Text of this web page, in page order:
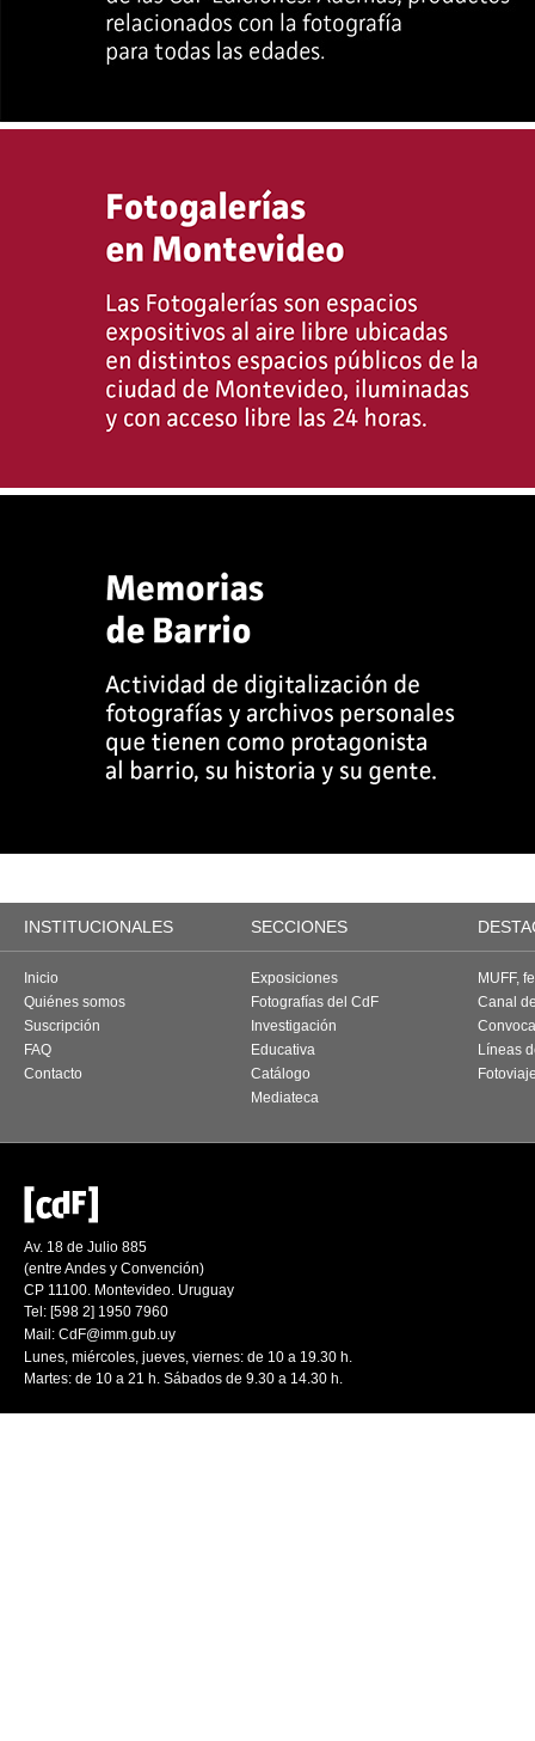
INSTITUCIONALES SECCIONES
Inicio
Quiénes somos
Suscripción
FAQ
Contacto
Exposiciones
Fotografías del CdF
Investigación
Educativa
Catálogo
Mediateca
MUFF,
Canal
Líneas
Av. 18 de Julio 885
(entre Andes y Convención)
CP 11100. Montevideo. Uruguay
Tel: [598 2] 1950 7960
Mail: CdF@imm.gub.uy
Lunes, miércoles, jueves, viernes: de 10 a 19.30 h.
Martes: de 10 a 21 h. Sábados de 9.30 a 14.30 h.